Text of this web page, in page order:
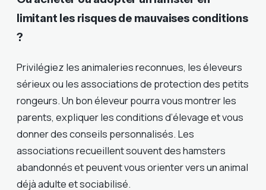
limitant les risques de mauvaises conditions
?
Privilégiez les animaleries reconnues, les éleveurs
sérieux ou les associations de protection des petits
rongeurs. Un bon éleveur pourra vous montrer les
parents, expliquer les conditions d’élevage et vous
donner des conseils personnalisés. Les
associations recueillent souvent des hamsters
abandonnés et peuvent vous orienter vers un animal
déjà adulte et sociabilisé.